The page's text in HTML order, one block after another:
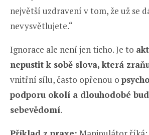
největší uzdravení v tom, že už se
nevysvětlujete.“
Ignorace ale není jen ticho. Je to
nepustit k sobě slova, která
vnitřní sílu, často opřenou o
podporu okolí a dlouhodobé
sebevědomí.